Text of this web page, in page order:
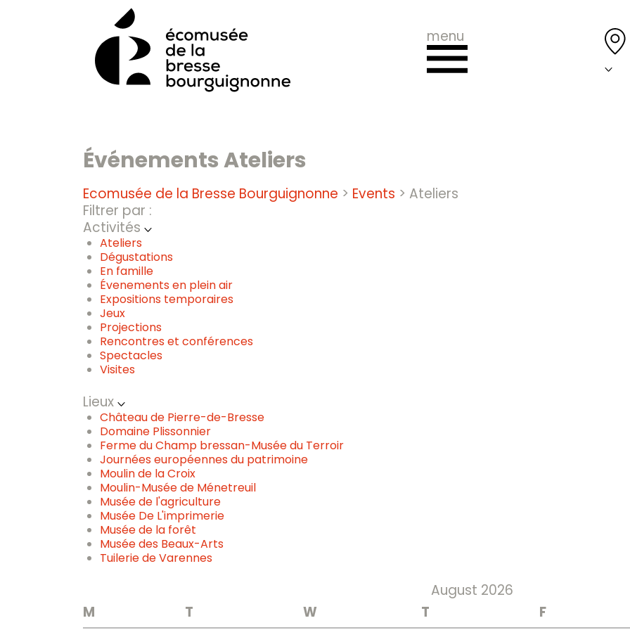
menu
Événements Ateliers
Ecomusée de la Bresse Bourguignonne > Events > Ateliers
Filtrer par :
Activités
Ateliers
Dégustations
En famille
Évenements en plein air
Expositions temporaires
Jeux
Projections
Rencontres et conférences
Spectacles
Visites
Lieux
Château de Pierre-de-Bresse
Domaine Plissonnier
Ferme du Champ bressan-Musée du Terroir
Journées européennes du patrimoine
Moulin de la Croix
Moulin-Musée de Ménetreuil
Musée de l'agriculture
Musée De L'imprimerie
Musée de la forêt
Musée des Beaux-Arts
Tuilerie de Varennes
August 2026
M
T W T F